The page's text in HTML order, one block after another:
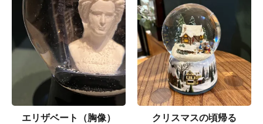
エリザベート（胸像） クリスマスの頃帰る